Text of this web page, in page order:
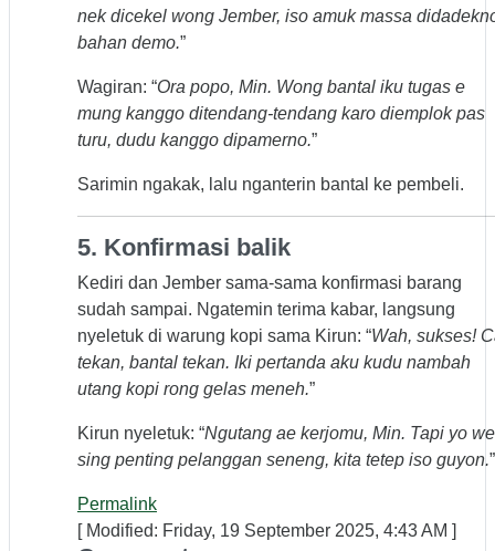
nek dicekel wong Jember, iso amuk massa
bahan demo.”
Wagiran: “Ora popo, Min. Wong bantal iku tugas e
mung kanggo ditendang-tendang karo diemplok pas
turu, dudu kanggo dipamerno.”
Sarimin ngakak, lalu nganterin bantal ke pembeli.
5. Konfirmasi balik
Kediri dan Jember sama-sama konfirmasi barang
sudah sampai. Ngatemin terima kabar, langsung
nyeletuk di warung kopi sama Kirun: “Wah, sukses!
tekan, bantal tekan. Iki pertanda aku kudu nambah
utang kopi rong gelas meneh.”
Kirun nyeletuk: “Ngutang ae kerjomu, Min. Tapi yo
sing penting pelanggan seneng, kita tetep iso guyon.”
Permalink
[ Modified: Friday, 19 September 2025, 4:43 AM ]